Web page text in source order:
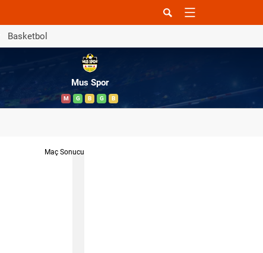
Basketbol
Mus Spor
M G B G B
Maç Sonucu